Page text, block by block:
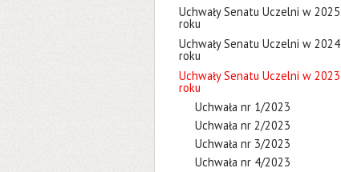
Uchwały Senatu Uczelni w 2025
roku
Uchwały Senatu Uczelni w 2024
roku
Uchwały Senatu Uczelni w 2023
roku
Uchwała nr 1/2023
Uchwała nr 2/2023
Uchwała nr 3/2023
Uchwała nr 4/2023